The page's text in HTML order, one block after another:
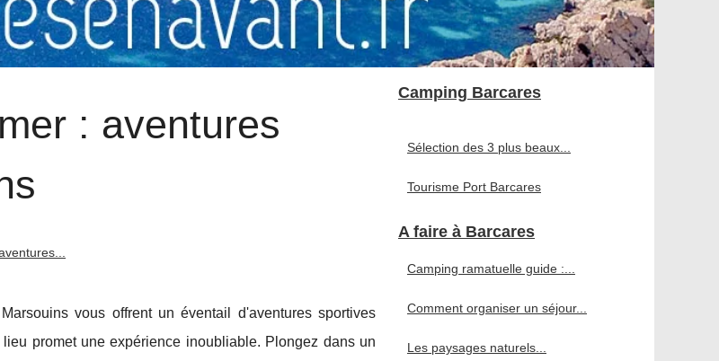
: aventures
vous offrent un éventail d'aventures sportives
promet une expérience inoubliable. Plongez dans un
Camping Barcares
Sélection des 3 plus beaux...
Tourisme Port Barcares
A faire à Barcares
Camping ramatuelle guide :...
Comment organiser un séjour...
Les paysages naturels...